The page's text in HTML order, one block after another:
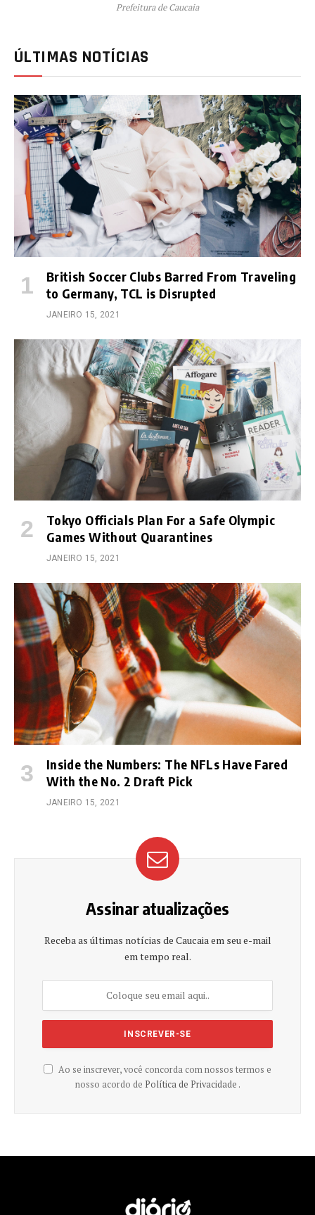
Prefeitura de Caucaia
ÚLTIMAS NOTÍCIAS
British Soccer Clubs Barred From Traveling
to Germany, TCL is Disrupted
JANEIRO 15, 2021
Tokyo Officials Plan For a Safe Olympic
Games Without Quarantines
JANEIRO 15, 2021
Inside the Numbers: The NFLs Have Fared
With the No. 2 Draft Pick
JANEIRO 15, 2021
Assinar atualizações
Receba as últimas notícias de Caucaia em seu e-mail
em tempo real.
Ao se inscrever, você concorda com nossos termos e
nosso acordo de Política de Privacidade .